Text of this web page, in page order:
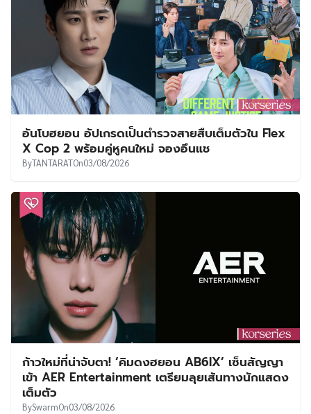
อันโบฮยอน อัปเกรดเป็นตำรวจสายสืบเต็มตัวใน Flex
X Cop 2 พร้อมคู่หูคนใหม่ จองอึนแช
ByTANTARATOn03/08/2026
ก้าวใหม่ที่น่าจับตา! ‘คิมดงฮยอน AB6IX’ เซ็นสัญญา
เข้า AER Entertainment เตรียมลุยเส้นทางนักแสดง
เต็มตัว
BySwarmOn03/08/2026